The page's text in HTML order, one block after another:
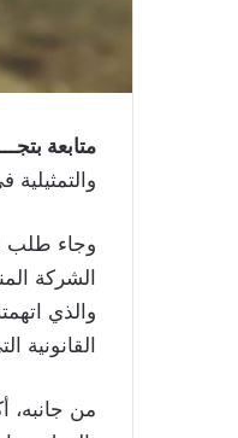
متابعة
وجاء طلب
الشركة
من جانبه،